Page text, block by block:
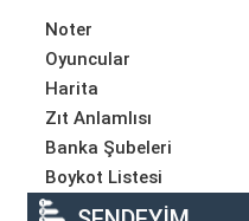
Noter
Oyuncular
Harita
Zıt Anlamlısı
Banka Şubeleri
Boykot Listesi